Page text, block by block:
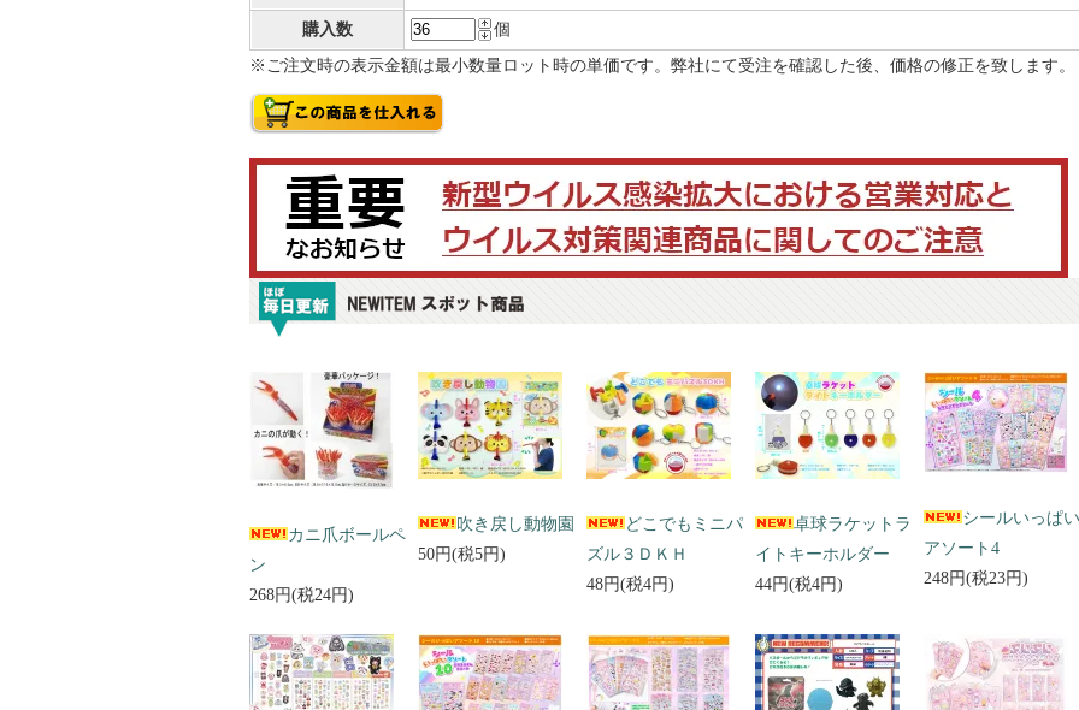
購入数
個
※ご注文時の表示金額は最小数量ロット時の単価です。弊社にて受注を確認した後、価格の修正を致します。
カニ爪ボールペ
ン
268円(税24円)
吹き戻し動物園
50円(税5円)
どこでもミニパ
ズル３ＤＫＨ
48円(税4円)
卓球ラケットラ
イトキーホルダー
44円(税4円)
シールいっぱい
アソート4
248円(税23円)